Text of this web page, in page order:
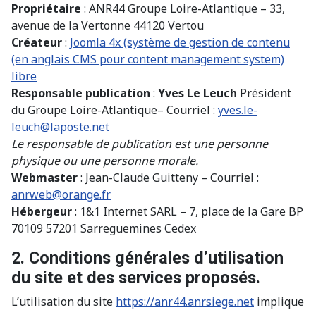
Propriétaire : ANR44 Groupe Loire-Atlantique – 33,
avenue de la Vertonne 44120 Vertou
Créateur: Joomla 4x (système de gestion de contenu
(en anglais CMS pour content management system)
libre
Responsable publication : Yves Le Leuch Président
du Groupe Loire-Atlantique– Courriel : yves.le-
leuch@laposte.net
Le responsable de publication est une personne
physique ou une personne morale.
Webmaster: Jean-Claude Guitteny – Courriel :
anrweb@orange.fr
Hébergeur: 1&1 Internet SARL – 7, place de la Gare BP
70109 57201 Sarreguemines Cedex
2. Conditions générales d’utilisation
du site et des services proposés.
L’utilisation du site https://anr44.anrsiege.net implique